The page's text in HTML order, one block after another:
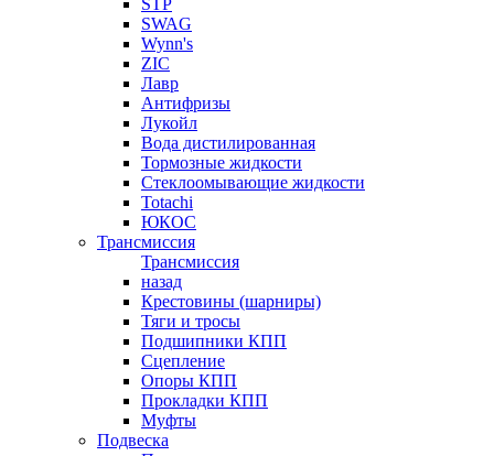
STP
SWAG
Wynn's
ZIC
Лавр
Антифризы
Лукойл
Вода дистилированная
Тормозные жидкости
Стеклоомывающие жидкости
Totachi
ЮКОС
Трансмиссия
Трансмиссия
назад
Крестовины (шарниры)
Тяги и тросы
Подшипники КПП
Сцепление
Опоры КПП
Прокладки КПП
Муфты
Подвеска